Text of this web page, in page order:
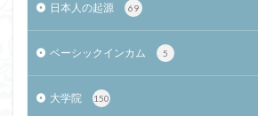
日本人の起源 69
ベーシックインカム 5
大学院 150